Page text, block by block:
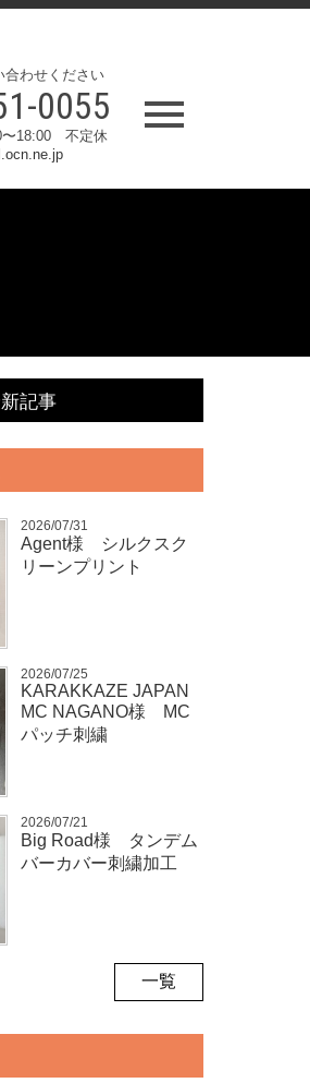
合わせください
0055
〜18:00 不定休
記事
2026/07/31
Agent様 シルクスク
リーンプリント
2026/07/25
KARAKKAZE JAPAN
MC NAGANO様 MC
パッチ刺繍
2026/07/21
Big Road様 タンデム
バーカバー刺繍加工
一覧